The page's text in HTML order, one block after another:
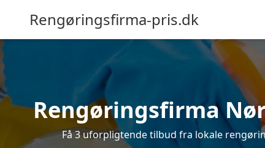
Rengøringsfirma-pris.dk
Rengøringsfirma
Få 3 uforpligtende tilbud fra lokale